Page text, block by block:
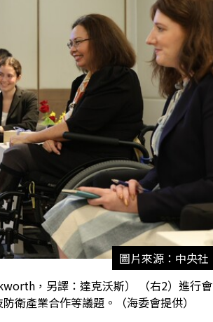
圖片來源：中央社
，另譯：達克沃斯） （右2）進行會
衛產業合作等議題。（海委會提供）